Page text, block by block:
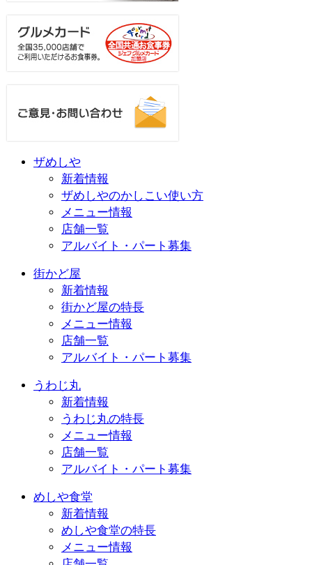
ザめしや
新着情報
ザめしやのかしこい使い方
メニュー情報
店舗一覧
アルバイト・パート募集
街かど屋
新着情報
街かど屋の特長
メニュー情報
店舗一覧
アルバイト・パート募集
うわじ丸
新着情報
うわじ丸の特長
メニュー情報
店舗一覧
アルバイト・パート募集
めしや食堂
新着情報
めしや食堂の特長
メニュー情報